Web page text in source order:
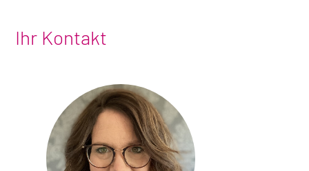
Ihr Kontakt
Foto
von
Angelika
Quadt